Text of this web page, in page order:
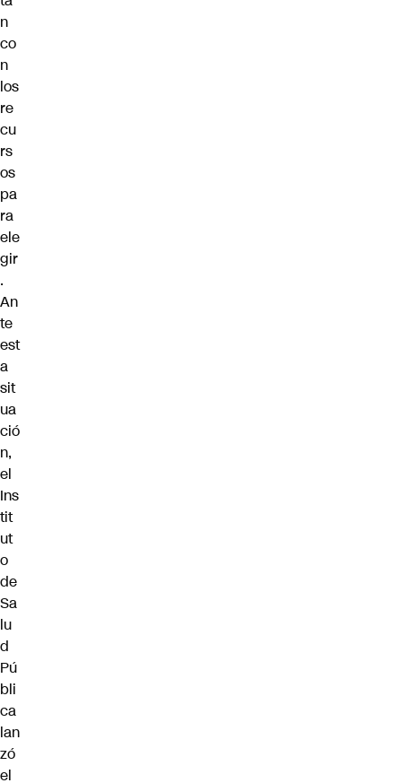
n
co
n
los
re
cu
rs
os
pa
ra
ele
gir
.
An
te
est
a
sit
ua
ció
n,
el
Ins
tit
ut
o
de
Sa
lu
d
Pú
bli
ca
lan
zó
el